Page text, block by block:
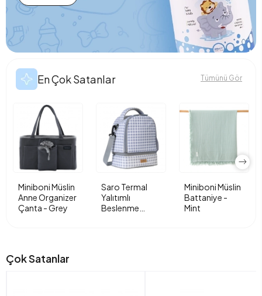
En Çok Satanlar Tümünü Gör
Miniboni Müslin
Anne Organizer
Çanta - Grey
Saro Termal
Yalıtımlı
Beslenme
Miniboni Müslin
Battaniye -
Mint
Çok Satanlar